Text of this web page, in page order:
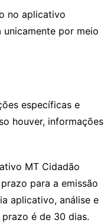
no aplicativo
unicamente por meio
específicas e
houver, informações
MT Cidadão
para a emissão
aplicativo, análise e
é de 30 dias.